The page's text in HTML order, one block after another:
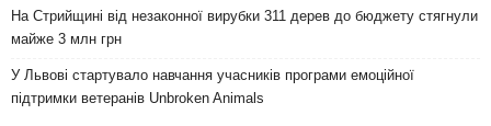
На Стрийщині від незаконної вирубки 311 дерев до бюджету стягнули
майже 3 млн грн
У Львові стартувало навчання учасників програми емоційної
підтримки ветеранів Unbroken Animals